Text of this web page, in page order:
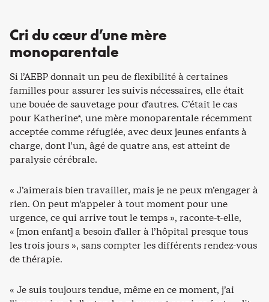
Cri du cœur d’une mère
monoparentale
Si l’AEBP donnait un peu de flexibilité à certaines
familles pour assurer les suivis nécessaires, elle était
une bouée de sauvetage pour d’autres. C’était le cas
pour Katherine*, une mère monoparentale récemment
acceptée comme réfugiée, avec deux jeunes enfants à
charge, dont l’un, âgé de quatre ans, est atteint de
paralysie cérébrale.
« J’aimerais bien travailler, mais je ne peux m’engager à
rien. On peut m’appeler à tout moment pour une
urgence, ce qui arrive tout le temps », raconte-t-elle,
« [mon enfant] a besoin d’aller à l’hôpital presque tous
les trois jours », sans compter les différents rendez-vous
de thérapie.
« Je suis toujours tendue, même en ce moment, j’ai